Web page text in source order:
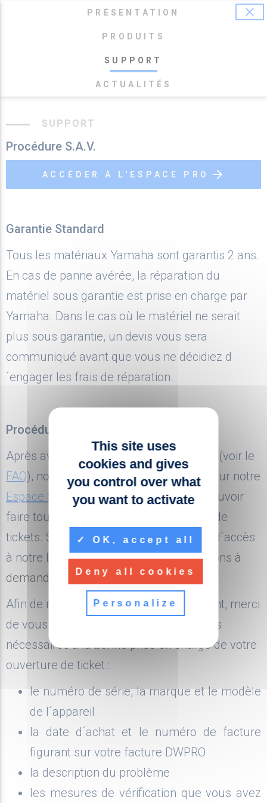
message list_alt
PRÉSENTATION
PRODUITS
SUPPORT
ACTUALITÉS
close
SUPPORT
Procédure S.A.V.
ACCÉDER À L'ESPACE PRO arrow_forward
Garantie Standard
Tous les matériaux Yamaha sont garantis 2 ans.
En cas de panne avérée, la réparation du
matériel sous garantie est prise en charge par
Yamaha. Dans le cas où le matériel ne serait
plus sous garantie, un devis vous sera
communiqué avant que vous ne décidiez d
´engager les frais de réparation.
Procédure en cas de panne avérée
Après avoir fait les vérifications d´usage (voir le
FAQ), nous vous invitons à vous rendre sur notre
Espace Supportsur lequel vous allez pouvoir
faire toutes vos demandes d´ouverture de
tickets. Si vous ne disposez pas encore d´accès
à notre Espace Support, nous vous invitons à
demander vos accès via ce formulaire
Afin de raccourcir les délais de traitement, merci
de vous munir de toutes les informations
nécessaires à la bonne prise en charge de votre
ouverture de ticket :
le numéro de série, la marque et le modèle
de l´appareil
la date d´achat et le numéro de facture
figurant sur votre facture DWPRO
la description du problème
les mesures de vérification que vous avez
NEWSLETTER
Inscrivez-vous à la newsletter
Et soyez tenu au courant de l'actu
DWPro
Renseignez votre adresse email
Vous souhaitez devenir revendeur
DWPro ?
CONTACTEZ-NOUS !
L'ENTREPRISE
110 rue Emilien Gautier
ZAC de Lenfant
13290 AIX EN PROVENCE
Voir dans Maps
EMAIL
contact@dwpro.fr
This site uses
cookies and gives
you control over what
you want to activate
OK, accept all
Deny all cookies
Personalize